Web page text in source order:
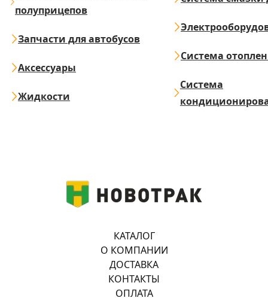
полуприцепов
Запчасти для автобусов
Аксессуары
Жидкости
Система
Система
КАТАЛОГ
О КОМПАНИИ
ДОСТАВКА
КОНТАКТЫ
ОПЛАТА